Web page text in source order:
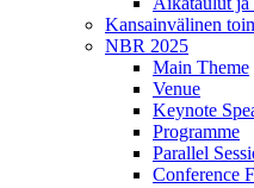
Kansainvälinen
NBR 2025
Main Theme
Venue
Keynote
Programme
Parallel
Conference